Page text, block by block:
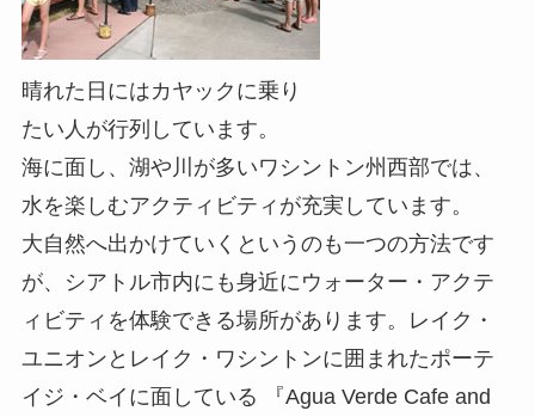
晴れた日にはカヤックに乗り
たい人が行列しています。
海に面し、湖や川が多いワシントン州西部では、
水を楽しむアクティビティが充実しています。
大自然へ出かけていくというのも一つの方法です
が、シアトル市内にも身近にウォーター・アクテ
ィビティを体験できる場所があります。レイク・
ユニオンとレイク・ワシントンに囲まれたポーテ
イジ・ベイに面している 『Agua Verde Cafe and